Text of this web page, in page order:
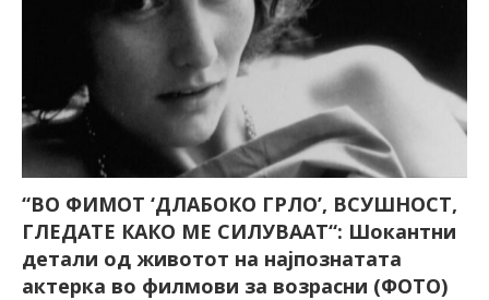
“ВО ФИМОТ ‘ДЛАБОКО ГРЛО’, ВСУШНОСТ,
ГЛЕДАТЕ КАКО МЕ СИЛУВААТ“: Шокантни
детали од животот на најпознатата
актерка во филмови за возрасни (ФОТО)